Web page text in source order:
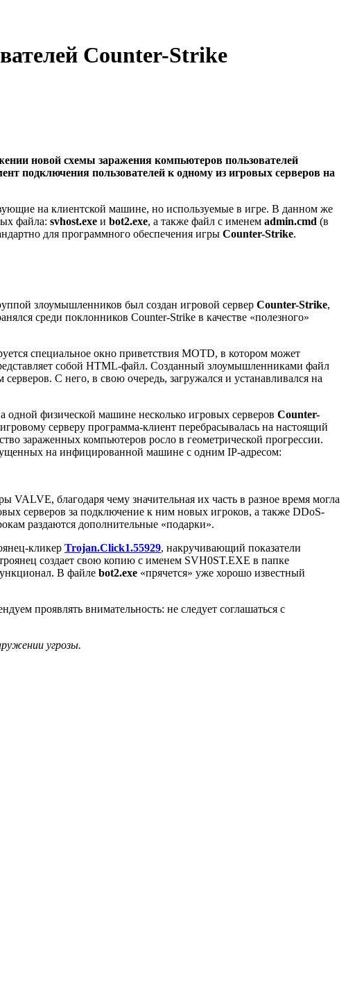
Counter-Strike
новой схемы заражения компьютеров пользователей
подключения пользователей к одному из игровых серверов на
на клиентской машине, но используемые в игре. В данном же
файла: svhost.exe и bot2.exe, а также файл с именем admin.cmd (в
для программного обеспечения игры Counter-Strike.
злоумышленников был создан игровой сервер Counter-Strike,
среди поклонников Counter-Strike в качестве «полезного»
специальное окно приветствия MOTD, в котором может
собой HTML-файл. Созданный злоумышленниками файл
С него, в свою очередь, загружался и устанавливался на
одной физической машине несколько игровых серверов Counter-
серверу программа-клиент перебрасывалась на настоящий
зараженных компьютеров росло в геометрической прогрессии.
на инфицированной машине с одним IP-адресом:
благодаря чему значительная их часть в разное время могла
серверов за подключение к ним новых игроков, а также DDoS-
раздаются дополнительные «подарки».
кликер Trojan.Click1.55929, накручивающий показатели
создает свою копию с именем SVH0ST.EXE в папке
В файле bot2.exe «прячется» уже хорошо известный
проявлять внимательность: не следует соглашаться с
угрозы.